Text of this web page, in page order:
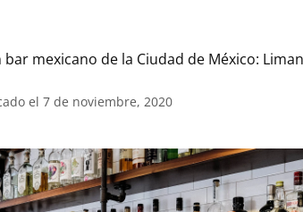
mexicano de la Ciudad de México:
el 7 de noviembre, 2020